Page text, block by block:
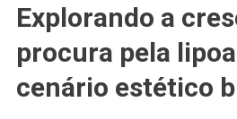
Explorando a
procura pela
cenário estético